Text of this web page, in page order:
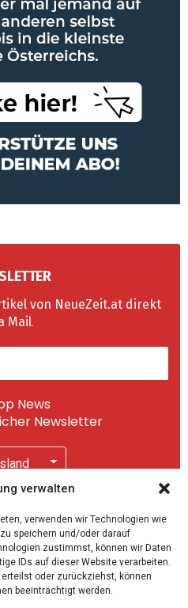
verwalten
verwenden wir Technologien wie
speichern und/oder darauf
zustimmst, können wir Daten
IDs auf dieser Website verarbeiten.
oder zurückziehst, können
beeinträchtigt werden.
von NeueZeit.at direkt
Mail.
News
Newsletter
Du unsere
.